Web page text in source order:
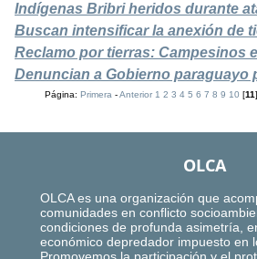
Indígenas Bribri heridos durante
Buscan intensificar la anexión de
Reclamo por tierras: Campesinos
Denuncian a Gobierno paraguayo
Página:Primera -Anterior 1 2 3 4 5 6 7 8 9 10 [11
OLCA
OLCA es una organización que
comunidades en conflicto
condiciones de profunda asimetría,
económico depredador impuesto en